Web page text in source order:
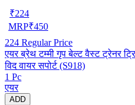
₹224
MRP₹450
224 Regular Price
एयर ब्रेथ टम्मी गृप बेल्ट वैस्ट ट्रेनर
विद वायर सपोर्ट (S918)
1 Pc
एयर
ADD